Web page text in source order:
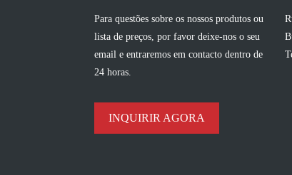
Para questões sobre os nossos produtos ou
lista de preços, por favor deixe-nos o seu
email e entraremos em contacto dentro de
24 horas.
INQUIRIR AGORA